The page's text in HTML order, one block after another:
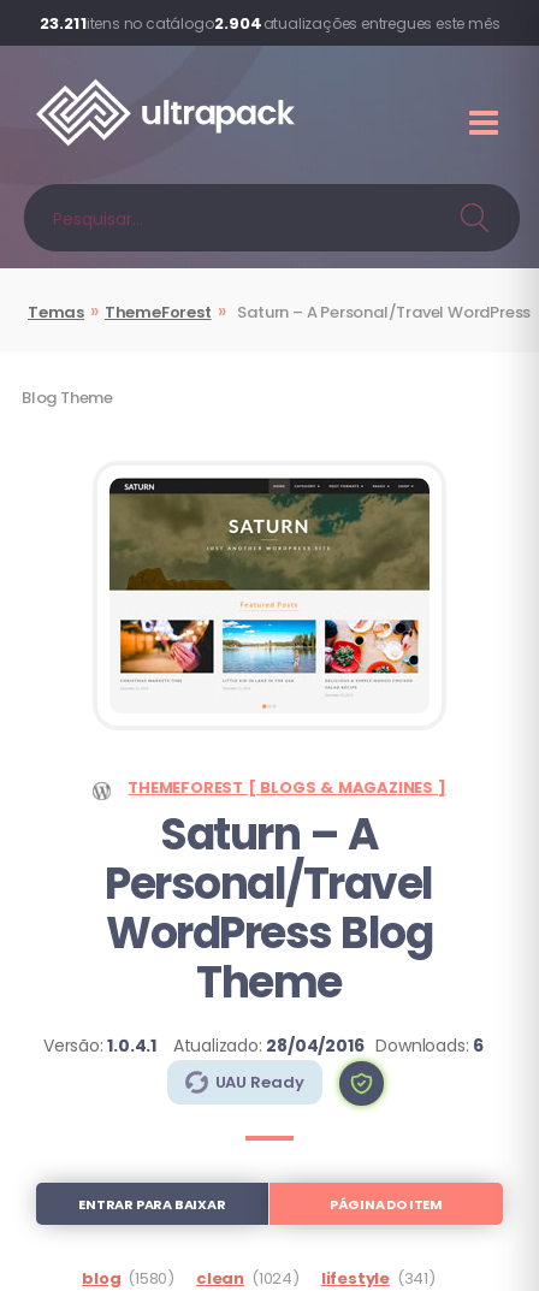
23.211itens no catálogo2.904atualizações entregues este mês
Temas » ThemeForest » Saturn – A Personal/Travel WordPress
Blog Theme
THEMEFOREST [ BLOGS & MAGAZINES ]
Saturn – A
Personal/Travel
WordPress Blog
Theme
Versão:1.0.4.1 Atualizado: 28/04/2016 Downloads: 6
UAU Ready
ENTRAR PARA BAIXAR PÁGINA DO ITEM
blog (1580) clean (1024) lifestyle (341)